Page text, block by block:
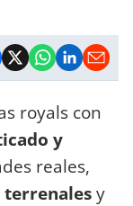
royals con
y
reales,
terrenalesy